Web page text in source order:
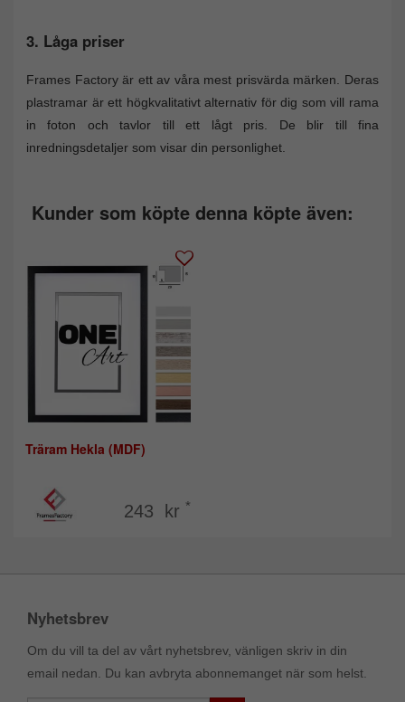
3. Låga priser
Frames Factory är ett av våra mest prisvärda märken. Deras
plastramar är ett högkvalitativt alternativ för dig som vill rama
in foton och tavlor till ett lågt pris. De blir till fina
inredningsdetaljer som visar din personlighet.
Kunder som köpte denna köpte även:
Träram Hekla (MDF)
243 kr *
Nyhetsbrev
Om du vill ta del av vårt nyhetsbrev, vänligen skriv in din
email nedan. Du kan avbryta abonnemanget när som helst.